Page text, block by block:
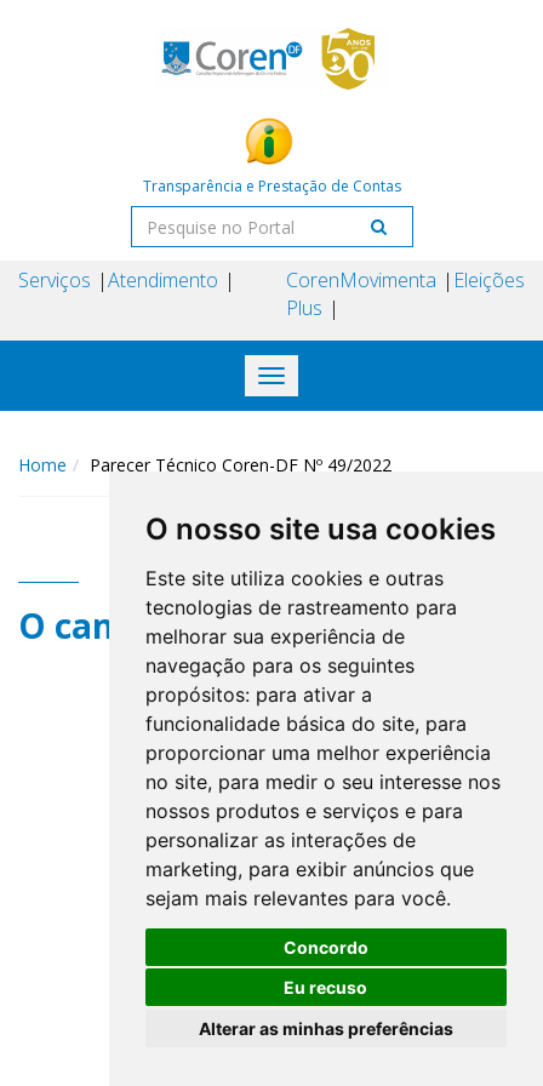
O nosso site usa cookies
Este site utiliza cookies e outras
tecnologias de rastreamento para
melhorar sua experiência de
navegação para os seguintes
propósitos: para ativar a
funcionalidade básica do site, para
proporcionar uma melhor experiência
no site, para medir o seu interesse nos
nossos produtos e serviços e para
personalizar as interações de
marketing, para exibir anúncios que
sejam mais relevantes para você.
Concordo
Eu recuso
Alterar as minhas preferências
Transparência e Prestação de Contas
Serviços Atendimento
Coren
Plus
Movimenta Eleições
Toggle
navigation
Home Parecer Técnico Coren-DF Nº 49/2022
O campo title não existe.